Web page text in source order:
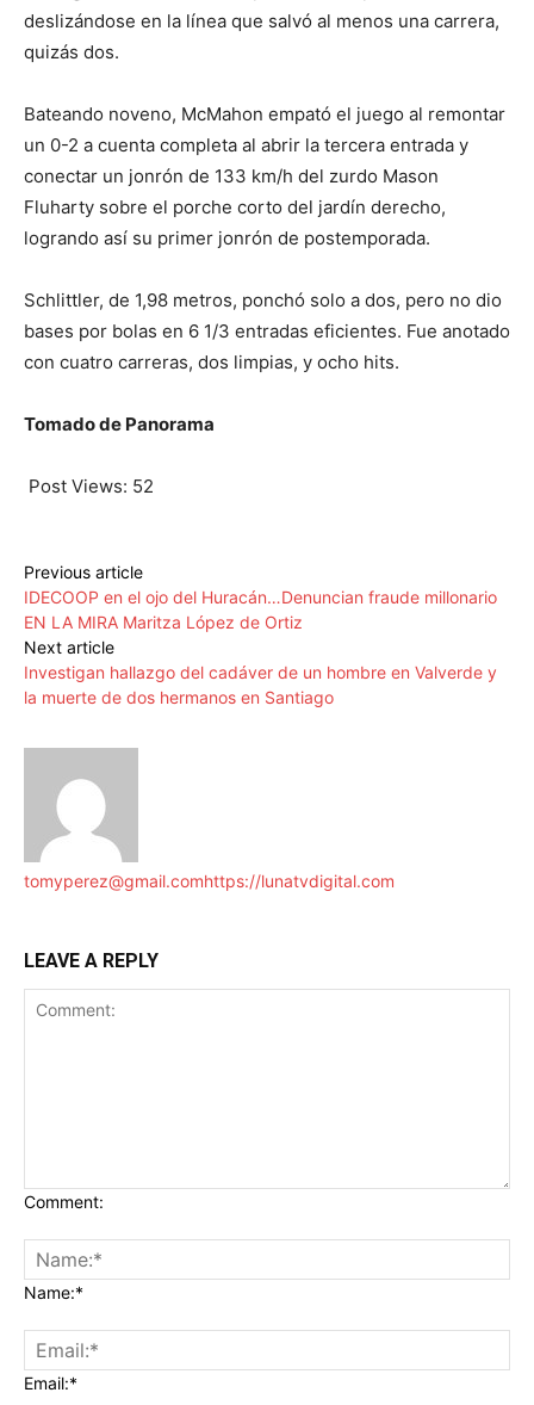
deslizándose en la línea que salvó al menos una carrera,
quizás dos.
Bateando noveno, McMahon empató el juego al remontar
un 0-2 a cuenta completa al abrir la tercera entrada y
conectar un jonrón de 133 km/h del zurdo Mason
Fluharty sobre el porche corto del jardín derecho,
logrando así su primer jonrón de postemporada.
Schlittler, de 1,98 metros, ponchó solo a dos, pero no dio
bases por bolas en 6 1/3 entradas eficientes. Fue anotado
con cuatro carreras, dos limpias, y ocho hits.
Tomado de Panorama
Post Views: 52
Previous article
IDECOOP en el ojo del Huracán…Denuncian fraude millonario
EN LA MIRA Maritza López de Ortiz
Next article
Investigan hallazgo del cadáver de un hombre en Valverde y
la muerte de dos hermanos en Santiago
tomyperez@gmail.comhttps://lunatvdigital.com
LEAVE A REPLY
Comment:
Name:*
Email:*